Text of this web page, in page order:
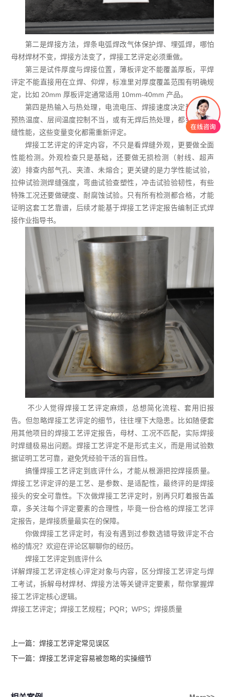
第二是焊接方法，焊条电弧焊改气体保护焊、埋弧焊，哪怕
母材焊材不变，焊接方法变了，焊接工艺评定必须重做。
第三是试件厚度与焊接位置，薄板评定不能覆盖厚板，平焊
评定不能直接用在立焊、仰焊，标准里对厚度覆盖范围有明确规
定，比如 20mm 厚板评定通常适用 10mm-40mm 产品。
第四是热输入与热处理，电流电压、焊接速度决定热输入，
预热温度、层间温度控制不当，或有无焊后热处理，都会影响焊
缝性能，这些变量变化都需重新评定。
焊接工艺评定的评定内容，不只是看焊缝外观，更要做全面
性能检测。外观检查只是基础，还要做无损检测（射线、超声
波）排查内部气孔、夹渣、未熔合；更关键的是力学性能试验，
拉伸试验测焊缝强度，弯曲试验查塑性，冲击试验验韧性，有些
特殊工况还要做硬度、耐腐蚀试验。只有所有检测都合格，才能
证明这套工艺靠谱，后续才能基于焊接工艺评定报告编制正式焊
接作业指导书。
不少人觉得焊接工艺评定麻烦，总想简化流程、套用旧报
告。但忽略焊接工艺评定的细节，往往埋下大隐患。比如随便套
用其他项目的焊接工艺评定报告，母材、工况不匹配，实际焊接
时焊缝极易出问题。焊接工艺评定不是形式主义，而是用试验数
据证明工艺可靠，避免凭经验干活的盲目性。
搞懂焊接工艺评定到底评什么，才能从根源把控焊接质量。
焊接工艺评定评的是工艺、是参数、是适配性，最终评的是焊接
接头的安全可靠性。下次做焊接工艺评定时，别再只盯着报告盖
章，多关注每个评定要素的合理性，毕竟一份合格的焊接工艺评
定报告，是焊接质量最实在的保障。
你做焊接工艺评定时，有没有遇到过参数选错导致评定不合
格的情况？欢迎在评论区聊聊你的经历。
焊接工艺评定到底评什么
详解焊接工艺评定核心评定对象与内容，区分焊接工艺评定与焊
工考试，拆解母材焊材、焊接方法等关键评定要素，帮你掌握焊
接工艺评定核心逻辑。
焊接工艺评定；焊接工艺规程；PQR；WPS；焊接质量
上一篇： 焊接工艺评定常见误区
下一篇： 焊接工艺评定容易被忽略的实操细节